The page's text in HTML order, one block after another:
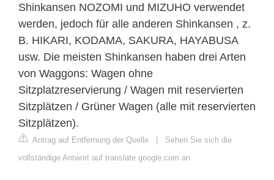
Shinkansen NOZOMI und MIZUHO verwendet
werden, jedoch für alle anderen Shinkansen , z.
B. HIKARI, KODAMA, SAKURA, HAYABUSA
usw. Die meisten Shinkansen haben drei Arten
von Waggons: Wagen ohne
Sitzplatzreservierung / Wagen mit reservierten
Sitzplätzen / Grüner Wagen (alle mit reservierten
Sitzplätzen).
Antrag auf Entfernung der Quelle | Sehen Sie sich die
vollständige Antwort auf translate.google.com an